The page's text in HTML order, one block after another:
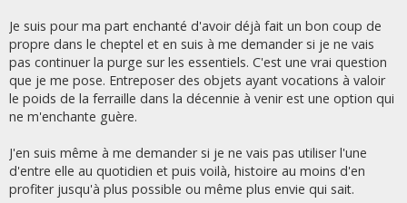
Je suis pour ma part enchanté d'avoir déjà fait un bon coup de
propre dans le cheptel et en suis à me demander si je ne vais
pas continuer la purge sur les essentiels. C'est une vrai question
que je me pose. Entreposer des objets ayant vocations à valoir
le poids de la ferraille dans la décennie à venir est une option qui
ne m'enchante guère.
J'en suis même à me demander si je ne vais pas utiliser l'une
d'entre elle au quotidien et puis voilà, histoire au moins d'en
profiter jusqu'à plus possible ou même plus envie qui sait.